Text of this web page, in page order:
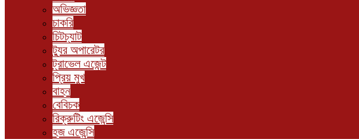
অভিজ্ঞতা
চাকরি
চিটচ্যাট
ট্যুর অপারেটর
ট্রাভেল এজেন্ট
প্রিয় মুখ
বাহন
বেবিচক
রিক্রুটিং এজেন্সি
হজ এজেন্সি